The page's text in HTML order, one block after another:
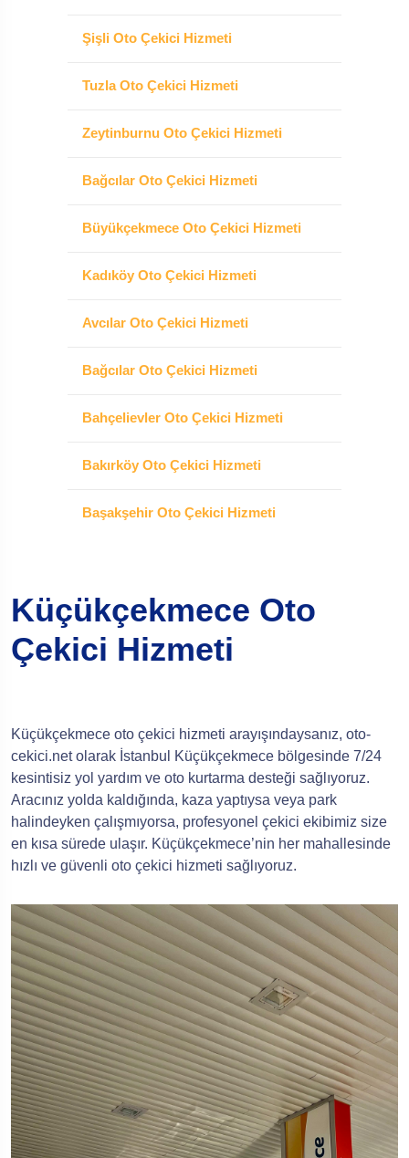
Şişli Oto Çekici Hizmeti
Tuzla Oto Çekici Hizmeti
Zeytinburnu Oto Çekici Hizmeti
Bağcılar Oto Çekici Hizmeti
Büyükçekmece Oto Çekici Hizmeti
Kadıköy Oto Çekici Hizmeti
Avcılar Oto Çekici Hizmeti
Bağcılar Oto Çekici Hizmeti
Bahçelievler Oto Çekici Hizmeti
Bakırköy Oto Çekici Hizmeti
Başakşehir Oto Çekici Hizmeti
Küçükçekmece Oto
Çekici Hizmeti
Küçükçekmece oto çekici hizmeti arayışındaysanız, oto-
cekici.net olarak İstanbul Küçükçekmece bölgesinde 7/24
kesintisiz yol yardım ve oto kurtarma desteği sağlıyoruz.
Aracınız yolda kaldığında, kaza yaptıysa veya park
halindeyken çalışmıyorsa, profesyonel çekici ekibimiz size
en kısa sürede ulaşır. Küçükçekmece’nin her mahallesinde
hızlı ve güvenli oto çekici hizmeti sağlıyoruz.